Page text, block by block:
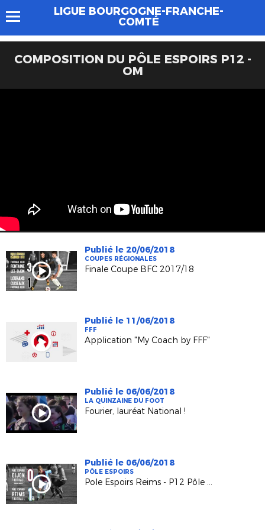
LIGUE BOURGOGNE-FRANCHE-
COMTÉ
COMPOSITION DU PÔLE ESPOIRS P12 -
OM
Publié le 20/06/2018
COUPES RÉGIONALES
Finale Coupe BFC 2017/18
Publié le 11/06/2018
FFF
Application "My Coach by FFF"
Publié le 06/06/2018
LA QUINZAINE DU FOOT
Fourier, lauréat National !
Publié le 06/06/2018
PÔLE ESPOIRS
Pole Espoirs Reims - P12 Pôle Espoirs Dijon (1-0)